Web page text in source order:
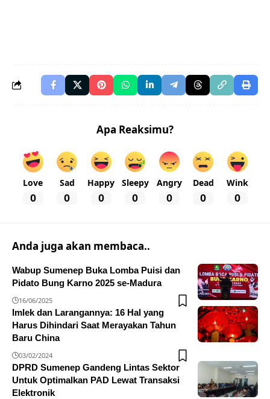
Apa Reaksimu?
Love
0
Sad
0
Happy
0
Sleepy
0
Angry
0
Dead
0
Wink
0
Anda juga akan membaca..
Wabup Sumenep Buka Lomba Puisi dan
Pidato Bung Karno 2025 se-Madura
16/06/2025
Imlek dan Larangannya: 16 Hal yang
Harus Dihindari Saat Merayakan Tahun
Baru China
03/02/2024
DPRD Sumenep Gandeng Lintas Sektor
Untuk Optimalkan PAD Lewat Transaksi
Elektronik